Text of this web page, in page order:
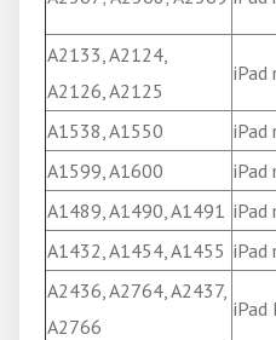
A2133, A2124,
A2126, A2125
iPad
A1538, A1550 iPad
A1599, A1600
iPad
A1489, A1490, A1491 iPad
A1432, A1454, A1455 iPad
A2436, A2764, A2437,
A2766
iPad